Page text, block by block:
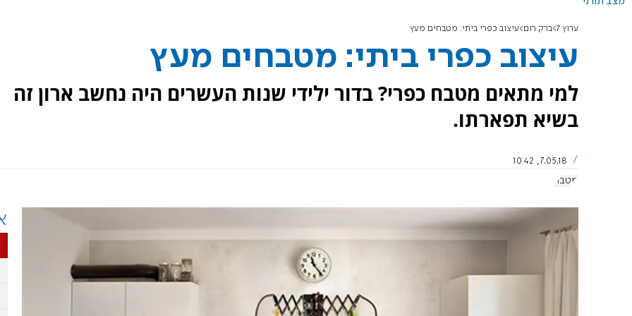
ערוץ 7 ברק רום עיצוב כפרי ביתי: מטבחים מעץ
עיצוב כפרי ביתי: מטבחים מעץ
למי מתאים מטבח כפרי? בדור ילידי שנות העשרים היה נחשב ארון זה
בשיא תפארתו.
7.05.18, 10:42
מטבח